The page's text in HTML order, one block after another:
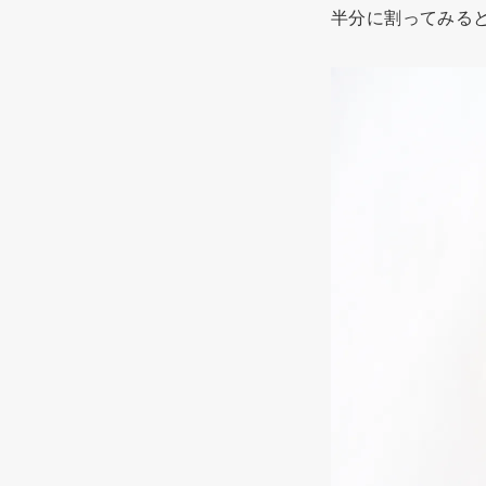
半分に割ってみる